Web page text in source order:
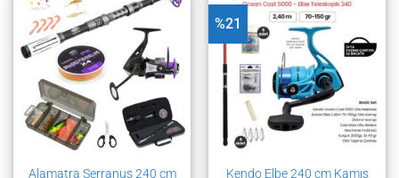
Alamatra Serranus 240 cm
%21
Kendo Elbe 240 cm Kamış